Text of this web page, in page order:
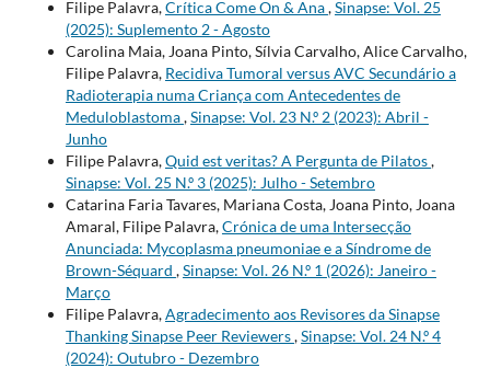
Filipe Palavra,Crítica Come On & Ana,Sinapse: Vol. 25
(2025): Suplemento 2 - Agosto
Carolina Maia, Joana Pinto, Sílvia Carvalho, Alice Carvalho,
Filipe Palavra, Recidiva Tumoral versus AVC Secundário a
Radioterapia numa Criança com Antecedentes de
Meduloblastoma,Sinapse: Vol. 23 N.º 2 (2023): Abril -
Junho
Filipe Palavra,Quid est veritas? A Pergunta de Pilatos,
Sinapse: Vol. 25 N.º 3 (2025): Julho - Setembro
Catarina Faria Tavares, Mariana Costa, Joana Pinto, Joana
Amaral, Filipe Palavra,Crónica de uma Intersecção
Anunciada: Mycoplasma pneumoniae e a Síndrome de
Brown-Séquard ,Sinapse: Vol. 26 N.º 1 (2026): Janeiro -
Março
Filipe Palavra,Agradecimento aos Revisores da Sinapse
Thanking Sinapse Peer Reviewers,Sinapse: Vol. 24 N.º 4
(2024): Outubro - Dezembro